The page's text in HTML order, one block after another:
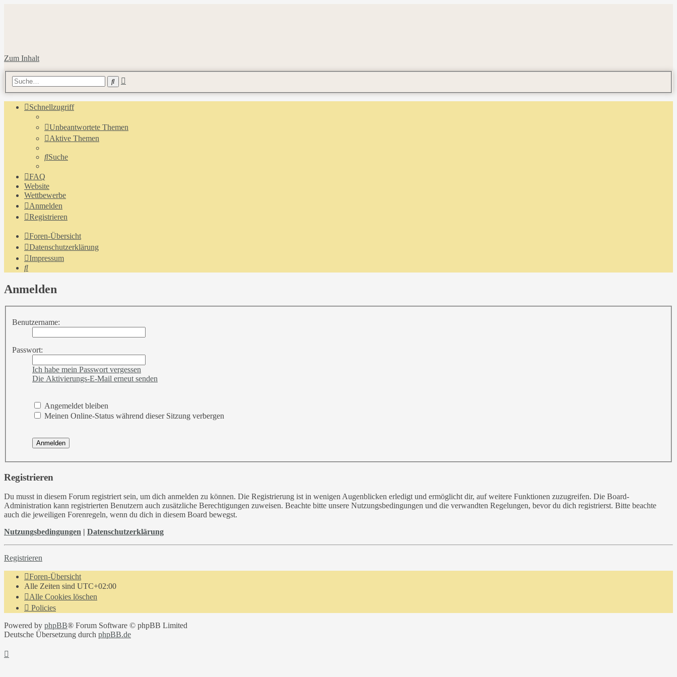
Zum Inhalt
Suche
Schnellzugriff
Unbeantwortete Themen
Aktive Themen
Suche
FAQ
Website
Wettbewerbe
Anmelden
Registrieren
Foren-Übersicht
Datenschutzerklärung
Impressum
Suche
Anmelden
Benutzername:
Passwort:
Ich habe mein Passwort vergessen
Die Aktivierungs-E-Mail erneut senden
Angemeldet bleiben
Meinen Online-Status während dieser Sitzung verbergen
Registrieren
Du musst in diesem Forum registriert sein, um dich anmelden zu können. Die Registrierung ist in wenigen Augenblicken erledigt und ermöglicht dir, auf weitere Funktionen zuzugreifen. Die Board-
Administration kann registrierten Benutzern auch zusätzliche Berechtigungen zuweisen. Beachte bitte unsere Nutzungsbedingungen und die verwandten Regelungen, bevor du dich registrierst. Bitte beachte
auch die jeweiligen Forenregeln, wenn du dich in diesem Board bewegst.
Nutzungsbedingungen | Datenschutzerklärung
Registrieren
Foren-Übersicht
Alle Zeiten sind UTC+02:00
Alle Cookies löschen
Policies
Powered by phpBB® Forum Software © phpBB Limited
Deutsche Übersetzung durch phpBB.de